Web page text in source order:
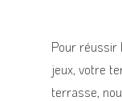
Pour réussir
jeux, votre
terrasse,